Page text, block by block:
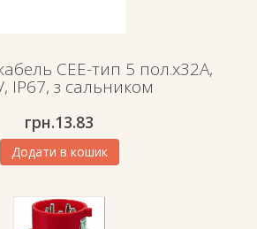
СЕЕ-тип 5 пол.х32А,
IP67, з сальником
грн.13.83
Додати в кошик